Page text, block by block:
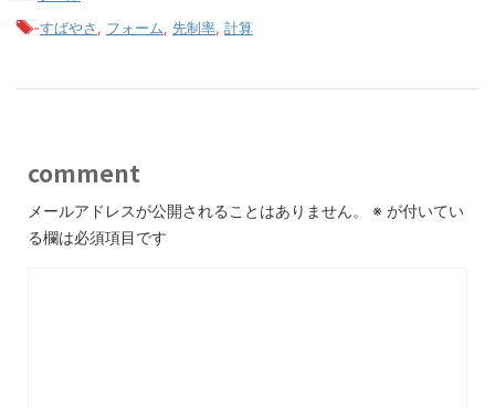
-すばやさ , フォーム, 先制率, 計算
comment
メールアドレスが公開されることはありません。 ※ が付いてい
る欄は必須項目です